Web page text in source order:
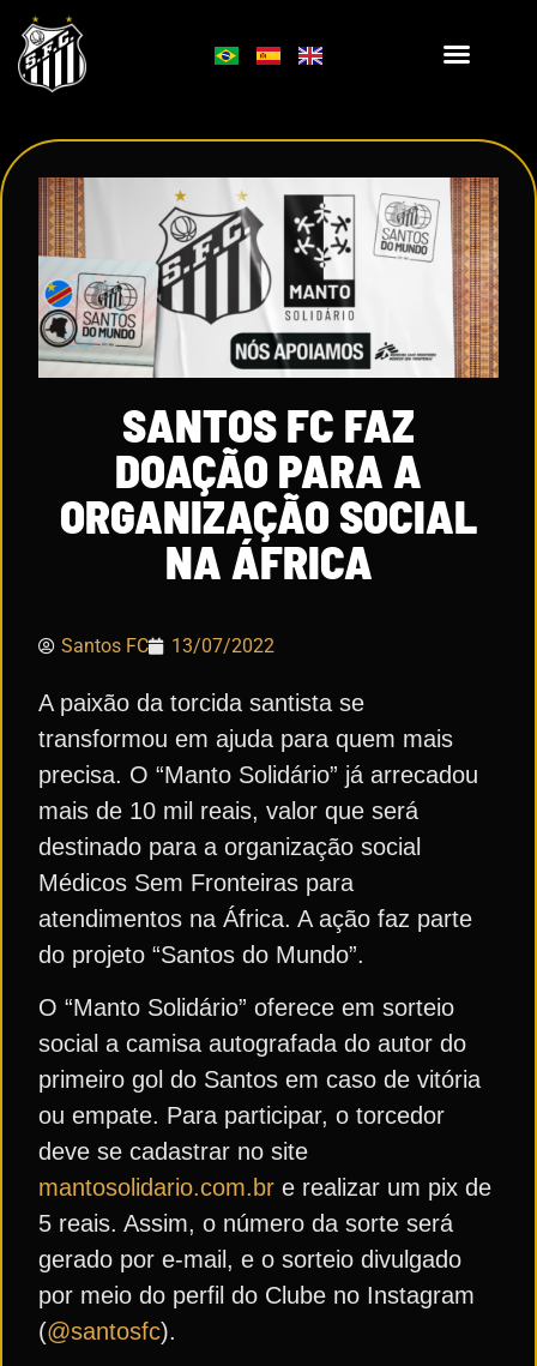
SANTOS FC FAZ
DOAÇÃO PARA A
ORGANIZAÇÃO SOCIAL
NA ÁFRICA
Santos FC 13/07/2022
A paixão da torcida santista se
transformou em ajuda para quem mais
precisa. O “Manto Solidário” já arrecadou
mais de 10 mil reais, valor que será
destinado para a organização social
Médicos Sem Fronteiras para
atendimentos na África. A ação faz parte
do projeto “Santos do Mundo”.
O “Manto Solidário” oferece em sorteio
social a camisa autografada do autor do
primeiro gol do Santos em caso de vitória
ou empate. Para participar, o torcedor
deve se cadastrar no site
mantosolidario.com.br e realizar um pix de
5 reais. Assim, o número da sorte será
gerado por e-mail, e o sorteio divulgado
por meio do perfil do Clube no Instagram
(@santosfc).